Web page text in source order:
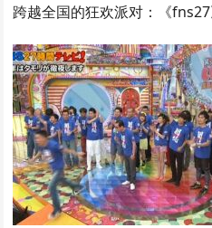
跨越全国的狂欢派对：《